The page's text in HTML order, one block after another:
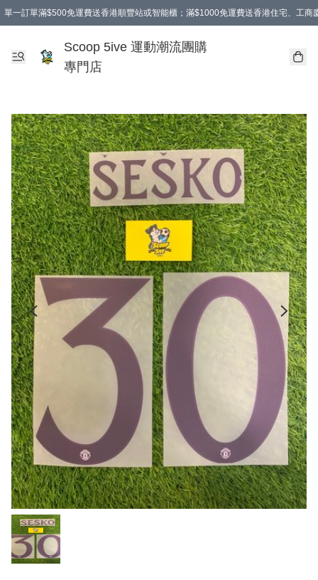
單一訂單滿$500免運費送香港順豐站或智能櫃；滿$1000免運費送香港住宅、工商
Scoop 5ive 運動潮流團購
專門店